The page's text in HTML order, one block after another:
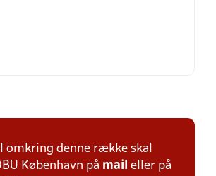
omkring denne række skal
København på mail eller på